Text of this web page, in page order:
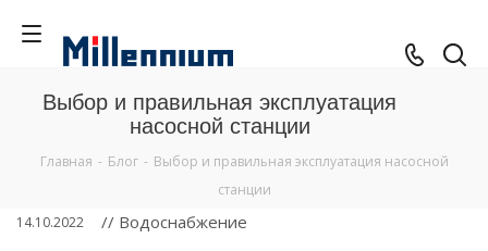
Выбор и правильная эксплуатация
насосной станции
Главная - Блог - Выбор и правильная эксплуатация насосной
станции
14.10.2022
// Водоснабжение